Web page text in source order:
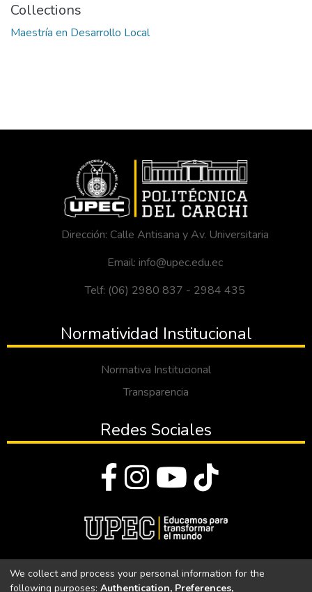
Collections
Maestría en Desarrollo Local
Dirección: Calle Antisana y Av. Universitaria
Email: info@upec.edu.ec
Telf: (06) 2980 837 - 2984 435
Normatividad Institucional
Normativa Institucional
Transparencia
Redes Sociales
We collect and process your personal information for the
following purposes: Authentication, Preferences,